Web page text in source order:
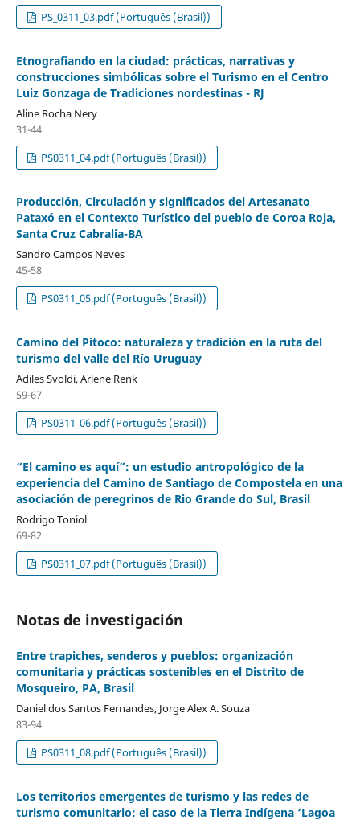
PS_0311_03.pdf (Português (Brasil))
Etnografiando en la ciudad: prácticas, narrativas y
construcciones simbólicas sobre el Turismo en el Centro
Luiz Gonzaga de Tradiciones nordestinas - RJ
Aline Rocha Nery
31-44
PS0311_04.pdf (Português (Brasil))
Producción, Circulación y significados del Artesanato
Pataxó en el Contexto Turístico del pueblo de Coroa Roja,
Santa Cruz Cabralia-BA
Sandro Campos Neves
45-58
PS0311_05.pdf (Português (Brasil))
Camino del Pitoco: naturaleza y tradición en la ruta del
turismo del valle del Río Uruguay
Adiles Svoldi, Arlene Renk
59-67
PS0311_06.pdf (Português (Brasil))
“El camino es aquí”: un estudio antropológico de la
experiencia del Camino de Santiago de Compostela en una
asociación de peregrinos de Rio Grande do Sul, Brasil
Rodrigo Toniol
69-82
PS0311_07.pdf (Português (Brasil))
Notas de investigación
Entre trapiches, senderos y pueblos: organización
comunitaria y prácticas sostenibles en el Distrito de
Mosqueiro, PA, Brasil
Daniel dos Santos Fernandes, Jorge Alex A. Souza
83-94
PS0311_08.pdf (Português (Brasil))
Los territorios emergentes de turismo y las redes de
turismo comunitario: el caso de la Tierra Indígena ‘Lagoa